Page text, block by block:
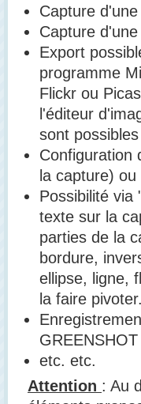
Capture
Capture
Export
programme
Flickr ou
l'éditeur
sont
Configuration
la capture)
Possibilité via
texte sur la
parties de la
bordure,
ellipse, ligne,
la faire
etc. etc.
Attention : Au